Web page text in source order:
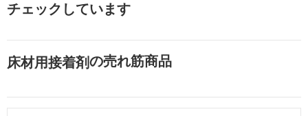
チェックしています
床材用接着剤の売れ筋商品